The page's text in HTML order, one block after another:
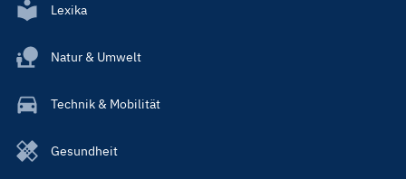
Lexika
Natur & Umwelt
Technik & Mobilität
Gesundheit